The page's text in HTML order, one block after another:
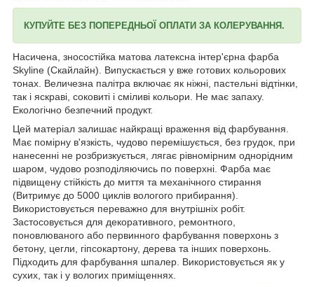
КУПУЙТЕ БЕЗ ПОПЕРЕДНЬОЇ ОПЛАТИ ЗА КОЛЕРУВАННЯ.
Насичена, зносостійка матова латексна інтер'єрна фарба
Skyline (Скайлайн). Випускається у вже готових кольорових
тонах. Величезна палітра включає як ніжні, пастельні відтінки,
так і яскраві, соковиті і сміливі кольори. Не має запаху.
Екологічно безпечний продукт.
Цей матеріал залишає найкращі враження від фарбування.
Має помірну в'язкість, чудово перемішується, без грудок, при
нанесенні не розбризкується, лягає рівномірним однорідним
шаром, чудово розподіляючись по поверхні. Фарба має
підвищену стійкість до миття та механічного стирання
(Витримує до 5000 циклів вологого прибирання).
Використовується переважно для внутрішніх робіт.
Застосовується для декоративного, ремонтного,
поновлюваного або первинного фарбування поверхонь з
бетону, цегли, гіпсокартону, дерева та інших поверхонь.
Підходить для фарбування шпалер. Використовується як у
сухих, так і у вологих приміщеннях.